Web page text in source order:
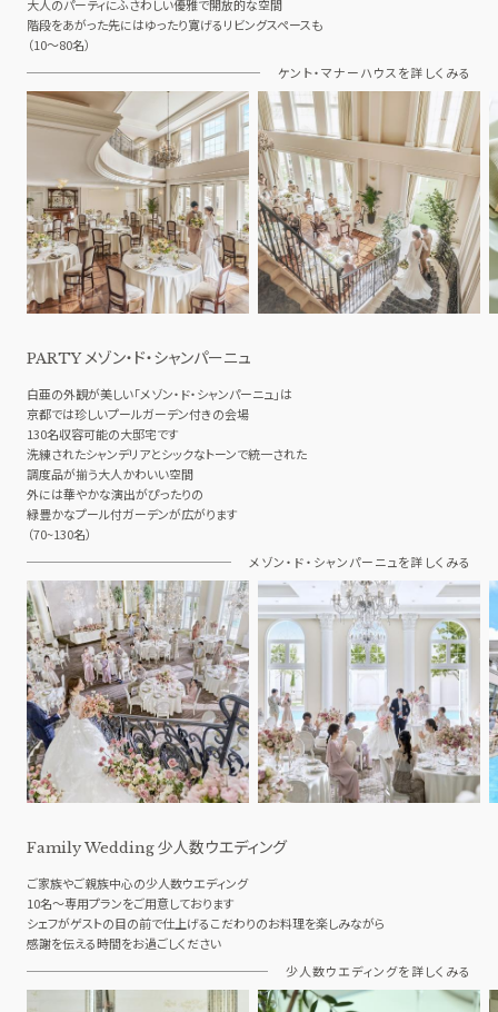
大人のパーティにふさわしい優雅で開放的な空間
階段をあがった先にはゆったり寛げるリビングスペースも
（10～80名）
ケント・マナーハウスを詳しくみる
PARTY メゾン・ド・シャンパーニュ
白亜の外観が美しい「メゾン・ド・シャンパーニュ」は
京都では珍しいプールガーデン付きの会場
130名収容可能の大邸宅です
洗練されたシャンデリアとシックなトーンで統一された
調度品が揃う大人かわいい空間
外には華やかな演出がぴったりの
緑豊かなプール付ガーデンが広がります
（70~130名）
メゾン・ド・シャンパーニュを詳しくみる
Family Wedding少人数ウエディング
ご家族やご親族中心の少人数ウエディング
10名～専用プランをご用意しております
シェフがゲストの目の前で仕上げるこだわりのお料理を楽しみながら
感謝を伝える時間をお過ごしください
少人数ウエディングを詳しくみる